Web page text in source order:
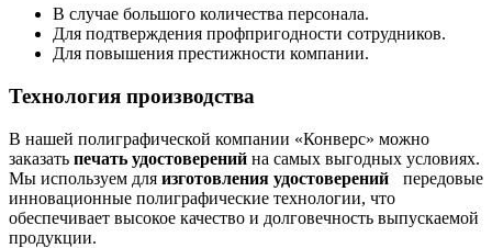
В случае большого количества персонала.
Для подтверждения профпригодности сотрудников.
Для повышения престижности компании.
Технология производства
В нашей полиграфической компании «Конверс» можно
заказать печать удостоверений на самых выгодных условиях.
Мы используем для изготовления удостоверений
передовые
инновационные полиграфические технологии, что
обеспечивает высокое качество и долговечность выпускаемой
продукции.